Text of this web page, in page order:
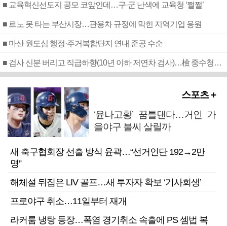
■ 교육혁신선도지 공모 코앞인데…구·군 난색에 교육청 ‘쩔쩔’
■ 르노 못 타는 부산시장…관용차 규정에 막힌 지역기업 응원
■ 마산 원도심 행정·주거복합단지 연내 준공 수순
■ 검사 신분 버리고 직급하향(10년 이하 저연차 검사)…檢 중수청행 기피
스포츠 +
‘윤나고황’ 꿈틀댄다…거인 가
을야구 불씨 살릴까
새 축구협회장 선출 방식 윤곽…“선거인단 192→2만
명”
해체설 뒤집은 LIV 골프…새 투자자 확보 ‘기사회생’
프로야구 취소…11일부터 재개
라커룸 냉탕 등장…폭염 경기취소 속출에 PS 셈법 복